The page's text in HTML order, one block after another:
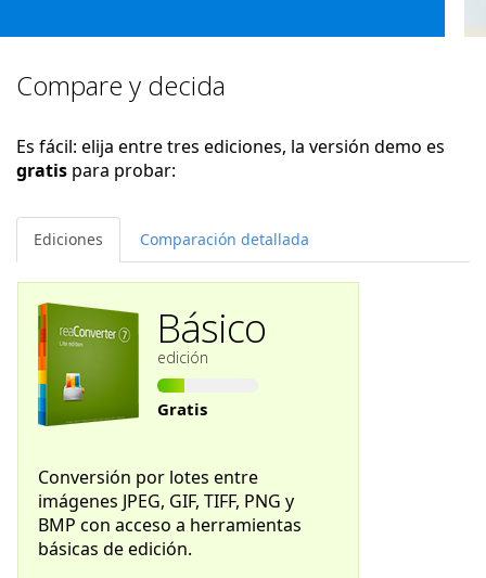
Compare y decida
Es fácil: elija entre tres ediciones, la versión demo es
gratis para probar:
Ediciones Comparación detallada
Básico
edición
Gratis
Conversión por lotes entre
imágenes JPEG, GIF, TIFF, PNG y
BMP con acceso a herramientas
básicas de edición.